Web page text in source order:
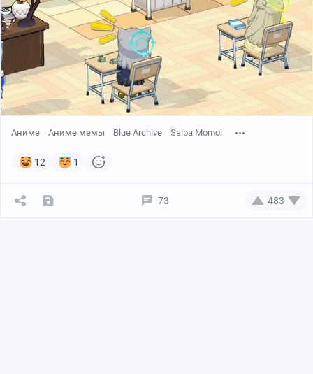
Аниме Аниме мемы Blue Archive Saiba Momoi
12 1
73 483